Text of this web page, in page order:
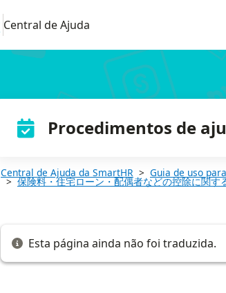
Central de Ajuda
Procedimentos de
Central de Ajuda da SmartHR Guia de uso
保険料・住宅ローン・配偶者などの控除に関す
Esta página ainda não foi traduzida.